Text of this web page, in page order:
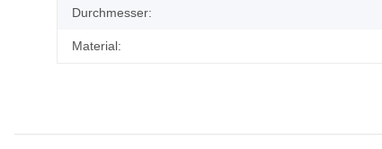
Durchmesser:
Material: